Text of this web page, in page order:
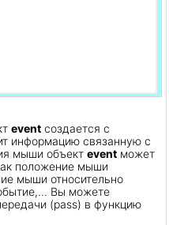
event создается с
информацию связанную с
мыши объект event может
положение мыши
мыши относительно
Вы можете
(pass) в функцию